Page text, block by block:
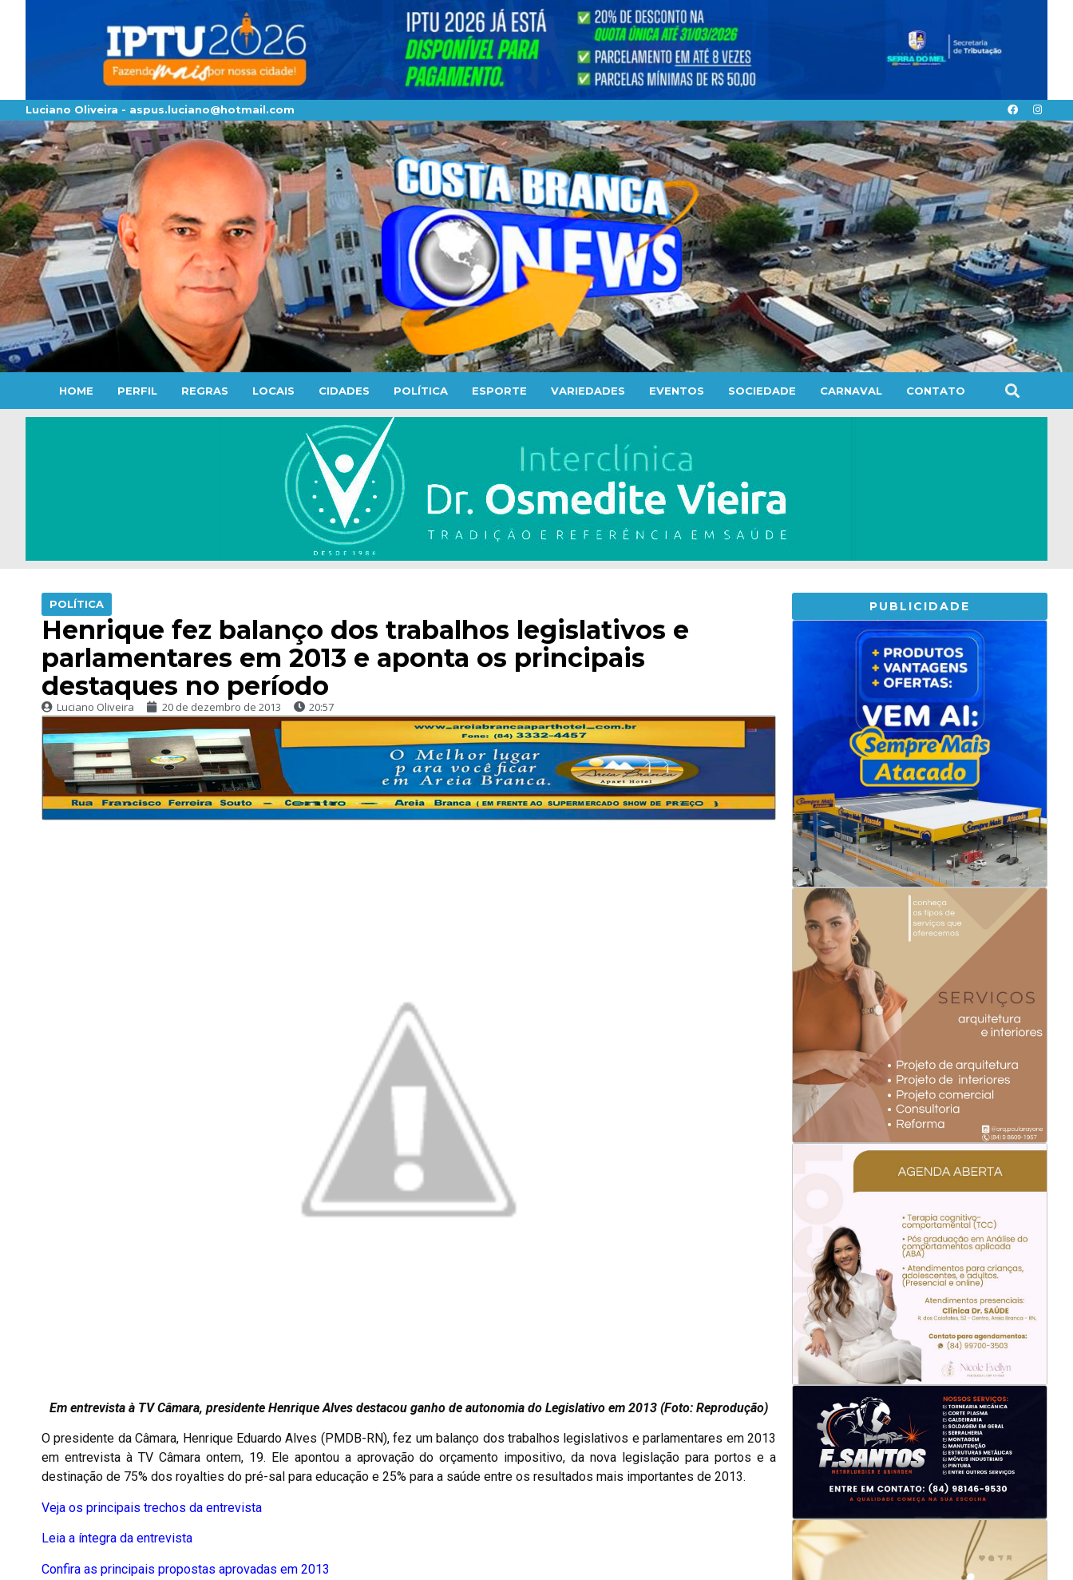
Luciano Oliveira - aspus.luciano@hotmail.com
HOME PERFIL REGRAS LOCAIS CIDADES POLÍTICA ESPORTE VARIEDADES EVENTOS SOCIEDADE CARNAVAL CONTATO
POLÍTICA
Henrique fez balanço dos trabalhos legislativos e
parlamentares em 2013 e aponta os principais
destaques no período
Luciano Oliveira 20 de dezembro de 2013 20:57
Em entrevista à TV Câmara, presidente Henrique Alves destacou ganho de autonomia do Legislativo em 2013 (Foto: Reprodução)
O presidente da Câmara, Henrique Eduardo Alves (PMDB-RN), fez um balanço dos trabalhos legislativos e parlamentares em 2013
em entrevista à TV Câmara ontem, 19. Ele apontou a aprovação do orçamento impositivo, da nova legislação para portos e a
destinação de 75% dos royalties do pré-sal para educação e 25% para a saúde entre os resultados mais importantes de 2013.
Veja os principais trechos da entrevista
Leia a íntegra da entrevista
Confira as principais propostas aprovadas em 2013
PUBLICIDADE